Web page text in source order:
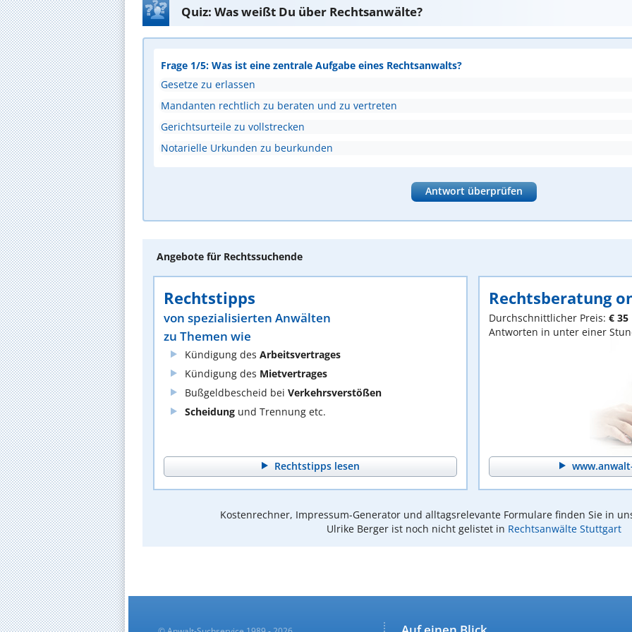
Quiz: Was weißt Du über Rechtsanwälte?
Frage 1/5: Was ist eine zentrale Aufgabe eines Rechtsanwalts?
Gesetze zu erlassen
Mandanten rechtlich zu beraten und zu vertreten
Gerichtsurteile zu vollstrecken
Notarielle Urkunden zu beurkunden
Antwort überprüfen
Angebote für Rechtssuchende
Rechtstipps
von spezialisierten Anwälten
zu Themen wie
Kündigung des Arbeitsvertrages
Kündigung des Mietvertrages
Bußgeldbescheid bei Verkehrsverstößen
Scheidung und Trennung etc.
Rechtstipps lesen
Rechtsberatung
Durchschnittlicher Preis: € 35
Antworten in unter einer
Kostenrechner, Impressum-Generator und alltagsrelevante Formulare finden Sie in
Ulrike Berger ist noch nicht gelistet in Rechtsanwälte Stuttgart